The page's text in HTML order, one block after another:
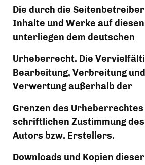
Die durch die
Inhalte und Werke auf
unterliegen dem deutschen
Urheberrecht. Die
Bearbeitung, Verbreitung
Verwertung außerhalb der
Grenzen des
schriftlichen Zustimmung
Autors bzw. Erstellers.
Downloads und Kopien